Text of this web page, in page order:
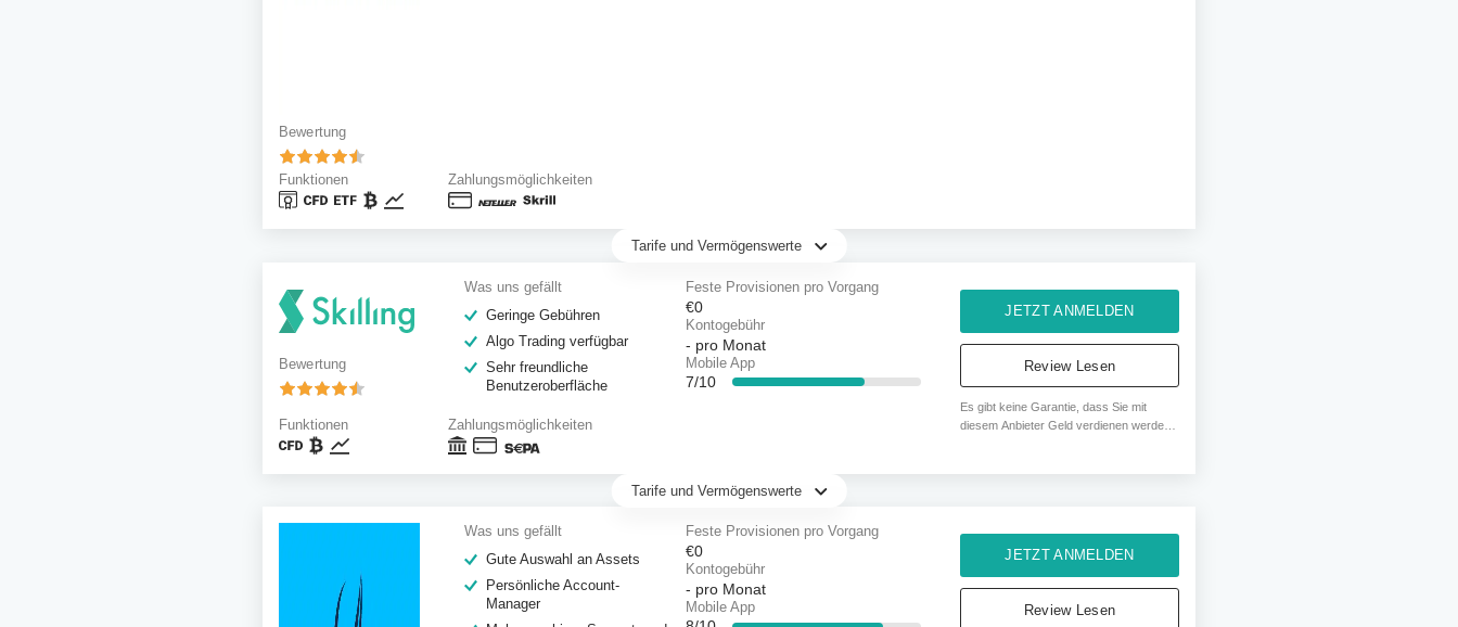
Bewertung
Funktionen Zahlungsmöglichkeiten
Tarife und Vermögenswerte
Bewertung
Was uns gefällt
Geringe Gebühren
Algo Trading verfügbar
Sehr freundliche
Benutzeroberfläche
Feste Provisionen pro Vorgang
€0
Kontogebühr
- pro Monat
Mobile App
7/10
Funktionen Zahlungsmöglichkeiten
JETZT ANMELDEN
Review Lesen
Es gibt keine Garantie, dass Sie mit
diesem Anbieter Geld verdienen werden.
Tarife und Vermögenswerte
Was uns gefällt
Gute Auswahl an Assets
Persönliche Account-
Manager
Feste Provisionen pro Vorgang
€0
Kontogebühr
- pro Monat
Mobile App
JETZT ANMELDEN
Review Lesen